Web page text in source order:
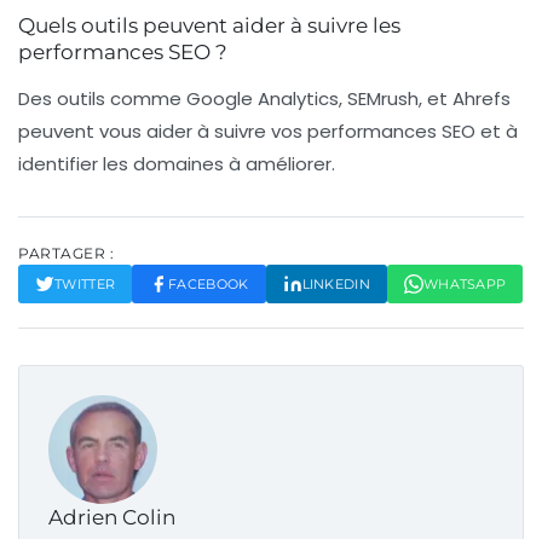
Quels outils peuvent aider à suivre les
performances SEO ?
Des outils comme Google Analytics, SEMrush, et Ahrefs
peuvent vous aider à suivre vos performances SEO et à
identifier les domaines à améliorer.
PARTAGER :
TWITTER FACEBOOK LINKEDIN WHATSAPP
Adrien Colin